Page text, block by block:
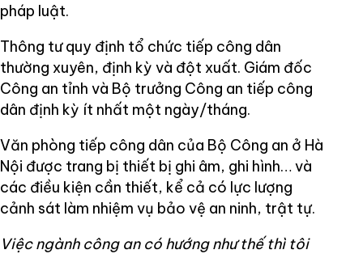
pháp luật.
Thông tư quy định tổ chức tiếp công dân
thường xuyên, định kỳ và đột xuất. Giám đốc
Công an tỉnh và Bộ trưởng Công an tiếp công
dân định kỳ ít nhất một ngày/tháng.
Văn phòng tiếp công dân của Bộ Công an ở Hà
Nội được trang bị thiết bị ghi âm, ghi hình… và
các điều kiện cần thiết, kể cả có lực lượng
cảnh sát làm nhiệm vụ bảo vệ an ninh, trật tự.
Việc ngành công an có hướng như thế thì tôi